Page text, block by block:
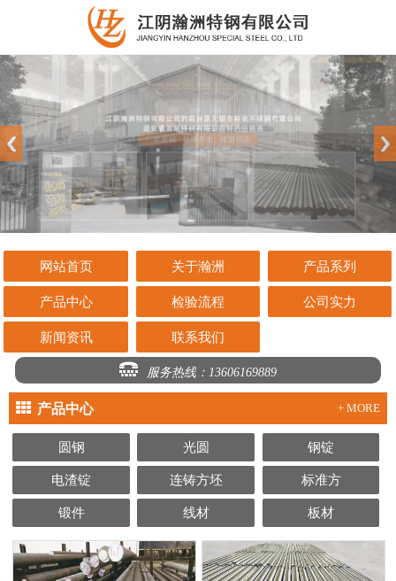
网站首页 关于瀚洲 产品系列
产品中心 检验流程 公司实力
新闻资讯 联系我们
服务热线：13606169889
产品中心 + MORE
圆钢 光圆 钢锭
电渣锭 连铸方坯 标准方
锻件 线材 板材